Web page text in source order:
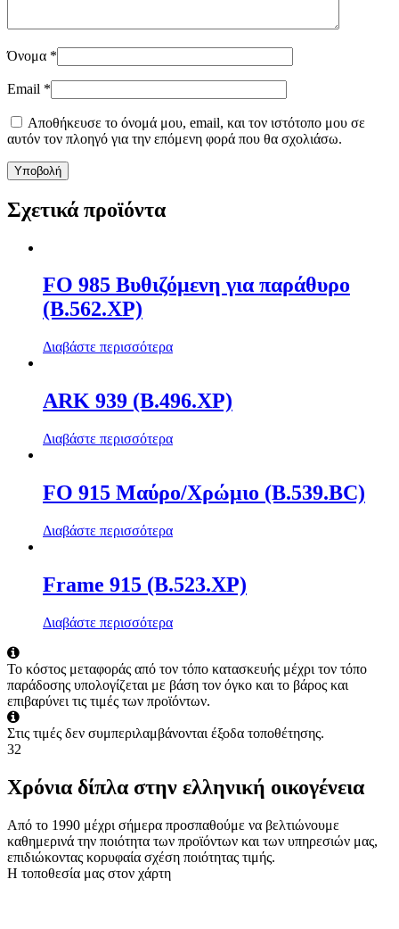
Όνομα *
Email *
Αποθήκευσε το όνομά μου, email, και τον ιστότοπο μου σε
αυτόν τον πλοηγό για την επόμενη φορά που θα σχολιάσω.
Σχετικά προϊόντα
FO 985 Βυθιζόμενη για παράθυρο
(Β.562.ΧΡ)
Διαβάστε περισσότερα
ARK 939 (Β.496.ΧΡ)
Διαβάστε περισσότερα
FO 915 Μαύρο/Χρώμιο (Β.539.BC)
Διαβάστε περισσότερα
Frame 915 (Β.523.ΧΡ)
Διαβάστε περισσότερα
Το κόστος μεταφοράς από τον τόπο κατασκευής μέχρι τον τόπο
παράδοσης υπολογίζεται με βάση τον όγκο και το βάρος και
επιβαρύνει τις τιμές των προϊόντων.
Στις τιμές δεν συμπεριλαμβάνονται έξοδα τοποθέτησης.
32
Χρόνια δίπλα στην ελληνική οικογένεια
Από το 1990 μέχρι σήμερα προσπαθούμε να βελτιώνουμε
καθημερινά την ποιότητα των προϊόντων και των υπηρεσιών μας,
επιδιώκοντας κορυφαία σχέση ποιότητας τιμής.
Η τοποθεσία μας στον χάρτη